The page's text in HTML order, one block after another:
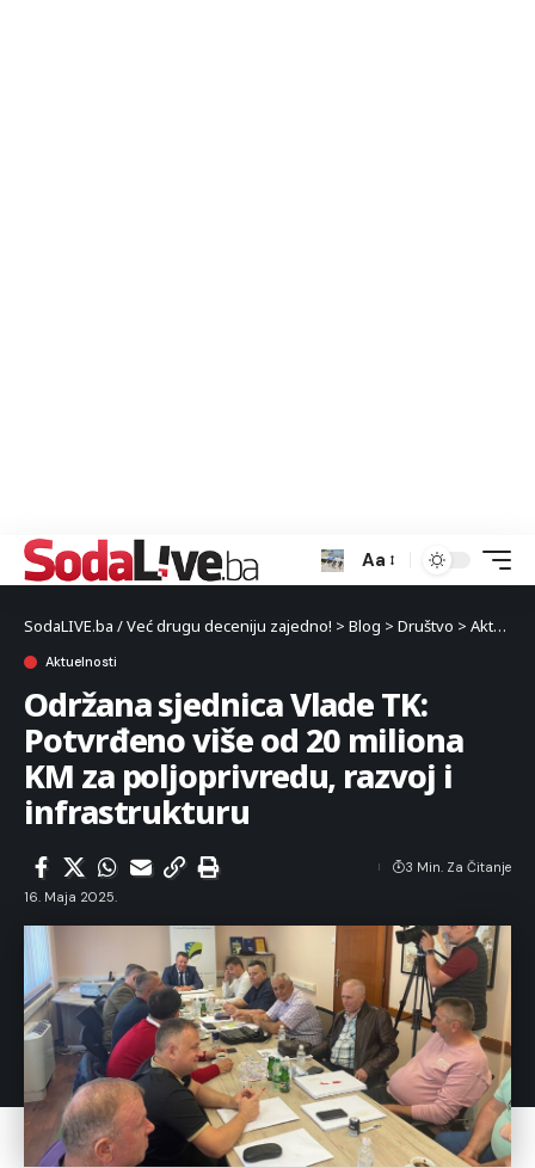
Aa
SodaLIVE.ba / Već drugu deceniju zajedno! > Blog > Društvo > Aktuelnosti
Aktuelnosti
Održana sjednica Vlade TK:
Potvrđeno više od 20 miliona
KM za poljoprivredu, razvoj i
infrastrukturu
16. Maja 2025.
3 Min. Za Čitanje